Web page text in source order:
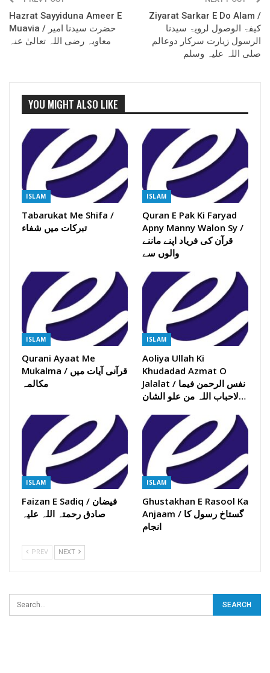
Hazrat Sayyiduna Ameer E
Muavia / حضرت سیدنا امیر
معاویہ رضی اللہ تعالیٰ عنہ
Ziyarat Sarkar E Do Alam /
کیفۃ الوصول لرویۃ سیدنا
الرسول زیارت سرکار دوعالم
صلی اللہ علیہ وسلم
YOU MIGHT ALSO LIKE
ISLAM
Tabarukat Me Shifa /
تبرکات میں شفاء
ISLAM
Quran E Pak Ki Faryad
Apny Manny Walon Sy /
قرآن کی فریاد اپنے ماننے
والوں سے
ISLAM
Qurani Ayaat Me
Mukalma / قرآنی آیات میں
مکالمہ
ISLAM
Aoliya Ullah Ki
Khudadad Azmat O
Jalalat / نفس الرحمن فیما
لاحباب اللہ من علو الشان…
ISLAM
Faizan E Sadiq / فیضان
صادق رحمتہ اللہ علیہ
ISLAM
Ghustakhan E Rasool Ka
Anjaam / گستاخ رسول کا
انجام
PREV NEXT